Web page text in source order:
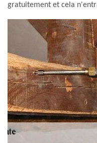
gratuitement et cela